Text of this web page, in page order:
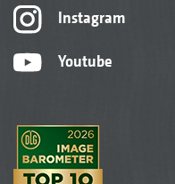
Instagram
Youtube